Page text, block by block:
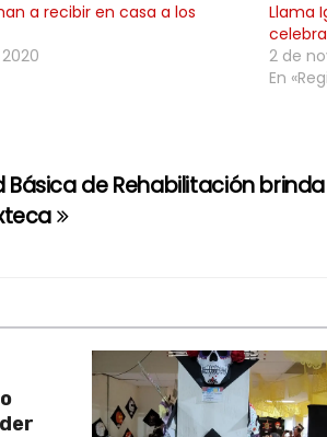
a recibir en casa a los
Llama
2 de
En
Básica de Rehabilitación